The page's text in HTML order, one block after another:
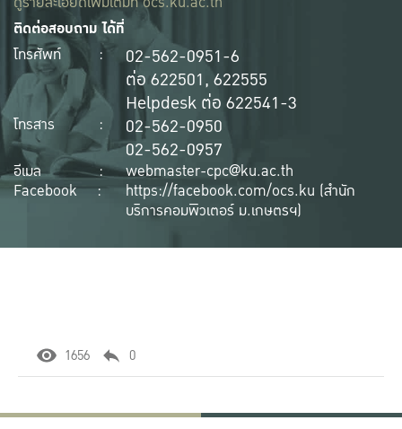
ติดต่อสอบถาม ได้ที่
โทรศัพท์
:
02-562-0951-6
ต่อ 622501, 622555
Helpdesk ต่อ 622541-3
โทรสาร :
02-562-0950
02-562-0957
อีเมล :
webmaster-cpc@ku.ac.th
Facebook
:
https://facebook.com/ocs.ku (สำนัก
บริการคอมพิวเตอร์ ม.เกษตรฯ)
1656 0